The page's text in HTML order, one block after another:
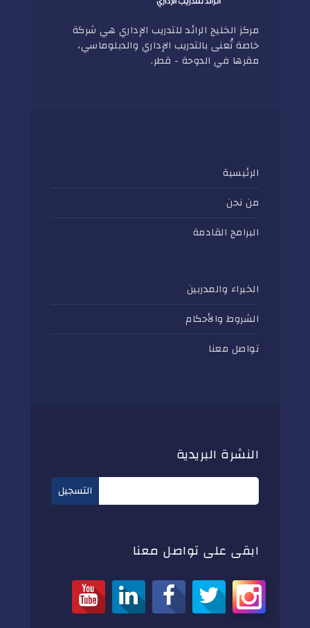
مركز الخليج الرائد للتدريب الإداري هي شركة
خاصة تُعنى بالتدريب الإداري والدبلوماسي،
مقرها في الدوحة - قطر.
الرئيسية
من نحن
البرامج القادمة
الخبراء والمدربين
الشروط والأحكام
تواصل معنا
النشرة البريدية
ابقى على تواصل معنا